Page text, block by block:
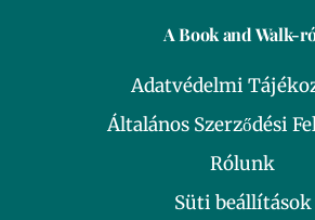
A Book and Walk-
Adatvédelmi
Általános Szerződési
Rólunk
Süti beállítások